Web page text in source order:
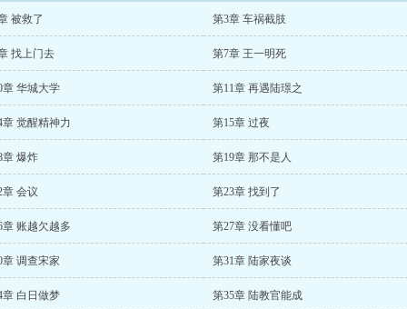
被救了 第3章 车祸截肢
找上门去 第7章 王一明死
章 华城大学 第11章 再遇陆璟之
章 觉醒精神力 第15章 过夜
章 爆炸 第19章 那不是人
章 会议 第23章 找到了
章 账越欠越多 第27章 没看懂吧
章 调查宋家 第31章 陆家夜谈
章 白日做梦 第35章 陆教官能成